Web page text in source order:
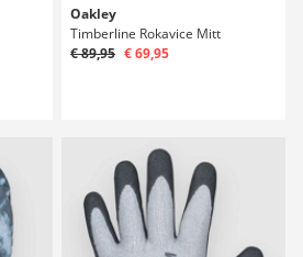
Oakley
Timberline Rokavice Mitt
€ 89,95 € 69,95